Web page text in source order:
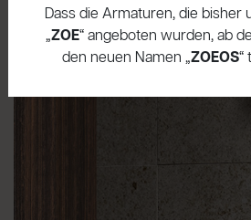
Dass die Armaturen, die bisher
„ZOE“ angeboten wurden, ab
den neuen Namen „ZOEOS“